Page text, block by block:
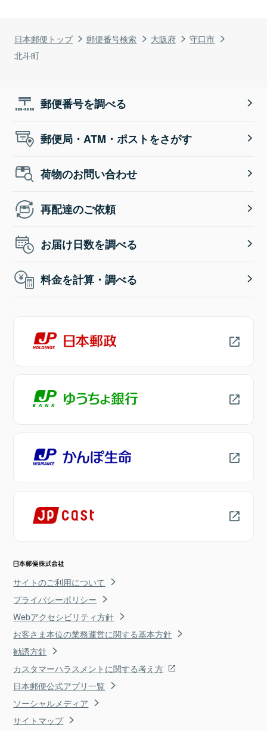
日本郵便トップ 郵便番号検索 大阪府
守口市
北斗町
郵便番号を調べる
郵便局・ATM・ポストをさがす
荷物のお問い合わせ
再配達のご依頼
お届け日数を調べる
料金を計算・調べる
サイトのご利用について
プライバシーポリシー
Webアクセシビリティ方針
お客さま本位の業務運営に関する基本方針
勧誘方針
カスタマーハラスメントに関する考え方
日本郵便公式アプリ一覧
ソーシャルメディア
サイトマップ